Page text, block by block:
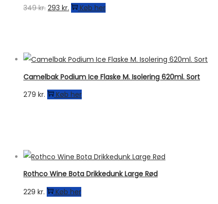
349kr. Den
349 kr..
293 kr. Den
293 kr..
Køb her
Camelbak Podium Ice Flaske M. Isolering 620ml. Sort
279 kr. Køb her
Rothco Wine Bota Drikkedunk Large Rød
229 kr. Køb her